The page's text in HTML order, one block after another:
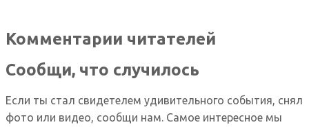
Комментарии читателей
Сообщи, что случилось
Если ты стал свидетелем удивительного события, снял
фото или видео, сообщи нам. Самое интересное мы